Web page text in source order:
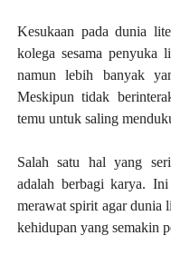
Kesukaan pada dunia
kolega sesama penyuka
namun lebih banyak
Meskipun tidak
temu untuk saling
Salah satu hal yang
adalah berbagi karya.
merawat spirit agar dunia
kehidupan yang semakin